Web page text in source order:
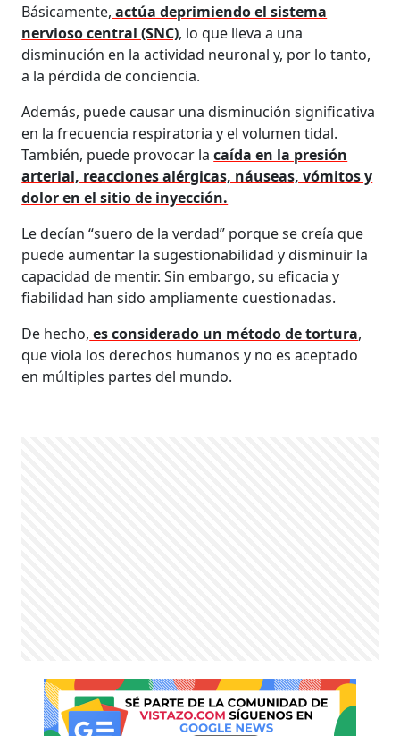
Básicamente, actúa deprimiendo el sistema
nervioso central (SNC), lo que lleva a una
disminución en la actividad neuronal y, por lo tanto,
a la pérdida de conciencia.
Además, puede causar una disminución significativa
en la frecuencia respiratoria y el volumen tidal.
También, puede provocar lacaída en la presión
arterial, reacciones alérgicas, náuseas, vómitos y
dolor en el sitio de inyección.
Le decían “suero de la verdad” porque se creía que
puede aumentar la sugestionabilidad y disminuir la
capacidad de mentir. Sin embargo, su eficacia y
fiabilidad han sido ampliamente cuestionadas.
De hecho, es considerado un método de tortura,
que viola los derechos humanos y no es aceptado
en múltiples partes del mundo.